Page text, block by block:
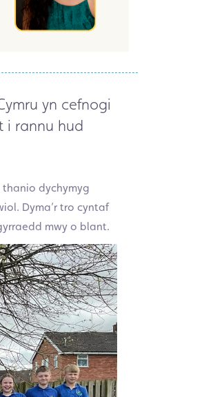
yn cefnogi
i rannu hud
dychymyg
Dyma’r tro cyntaf
mwy o blant.